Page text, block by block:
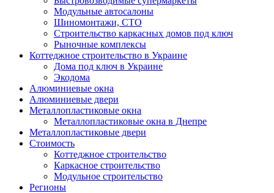
Модульные автосалоны
Шиномонтажи, СТО
Строительство каркасных домов под ключ
Рыночные комплексы
Коттеджное строительство в Украине
Дома под ключ в Украине
Экодома
Алюминиевые окна
Алюминиевые двери
Металлопластиковые окна
Металлопластиковые окна в Днепре
Металлопластиковые двери
Стоимость
Коттеджное строительство
Каркасное строительство
Модульное строительство
Регионы